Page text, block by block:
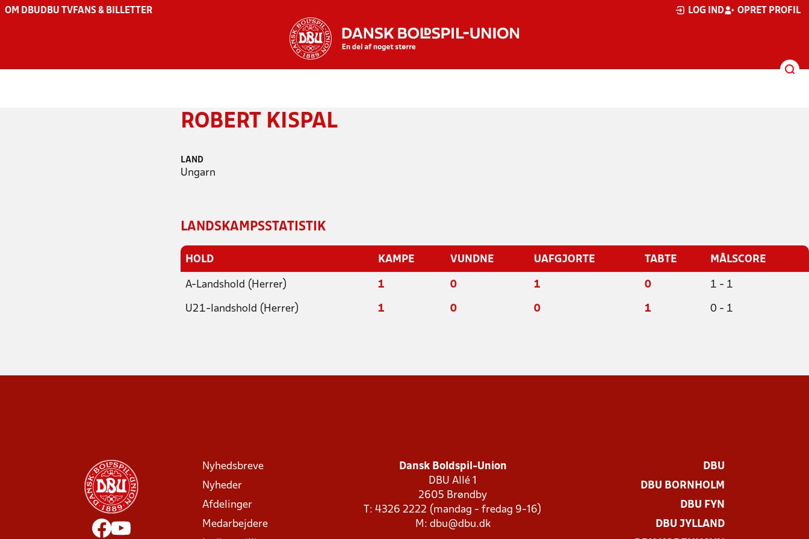
OM DBU DBU TV FANS & BILLETTER LOG IND OPRET PROFIL
ROBERT KISPAL
LAND
Ungarn
LANDSKAMPSSTATISTIK
HOLD KAMPE VUNDNE UAFGJORTE TABTE MÅLSCORE
A-Landshold (Herrer) 1 0 1 0 1 - 1
U21-landshold (Herrer) 1 0 0 1 0 - 1
Nyhedsbreve
Nyheder
Afdelinger
Medarbejdere
Dansk Boldspil-Union
DBU Allé 1
2605 Brøndby
T: 4326 2222 (mandag - fredag 9-16)
M: dbu@dbu.dk
DBU
DBU BORNHOLM
DBU FYN
DBU JYLLAND